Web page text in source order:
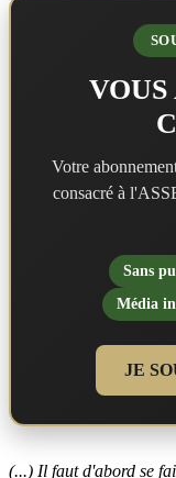
VOUS
Votre
consacré à
Sans
Média
JE
(...) Il faut d'abord se